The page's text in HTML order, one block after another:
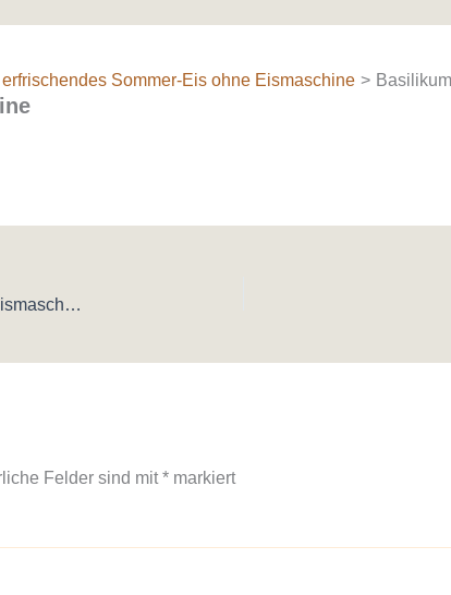
Sommer-Eis ohne Eismaschine
Basilikum-Limetten-Eis – erfrischendes Sommer-Eis ohne Eismaschine
Felder sind mit* markiert